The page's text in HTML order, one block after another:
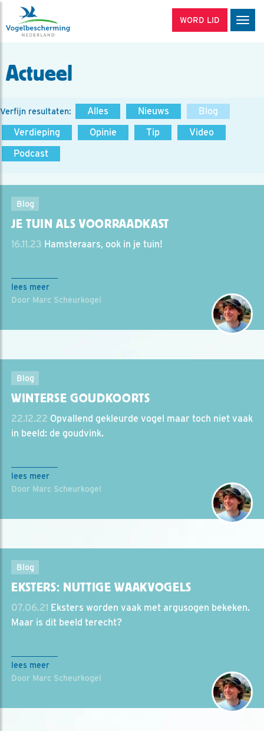
WORD LID
Actueel
Verfijn resultaten: Alles Nieuws
Blog
Verdieping
Opinie Tip
Video
Podcast
Blog
JE TUIN ALS VOORRAADKAST
16.11.23 Hamsteraars, ook in je tuin!
lees meer
Door Marc Scheurkogel
Blog
WINTERSE GOUDKOORTS
22.12.22 Opvallend gekleurde vogel maar toch niet vaak
in beeld: de goudvink.
lees meer
Door Marc Scheurkogel
Blog
EKSTERS: NUTTIGE WAAKVOGELS
07.06.21 Eksters worden vaak met argusogen bekeken.
Maar is dit beeld terecht?
lees meer
Door Marc Scheurkogel